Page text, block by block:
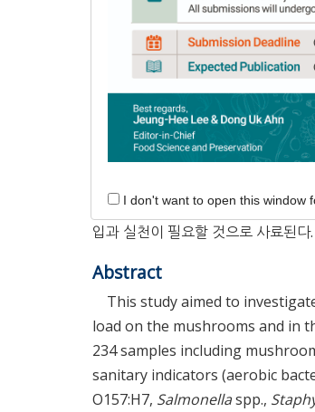
본 연구는 양송이버섯 재배에서
양송이버섯과 직접 접촉하는 시료
로 MLST를 분석하여 오염경로를
않고 7.30±0.47 log CFU/g 수준을
하였다. 한편, 버섯의 발생을 유도
log CFU/g, coliform; 3 log CFU/g
양송이버섯에서E. coli가 분리되었
복토로 추정된다. 따라서 양송이버
입과 실천이 필요할 것으로 사료된다.
Abstract
This study aimed to
load on the mushrooms and in
234 samples including
sanitary indicators (aerobic
O157:H7, Salmonellaspp.,
I don't want to open this window